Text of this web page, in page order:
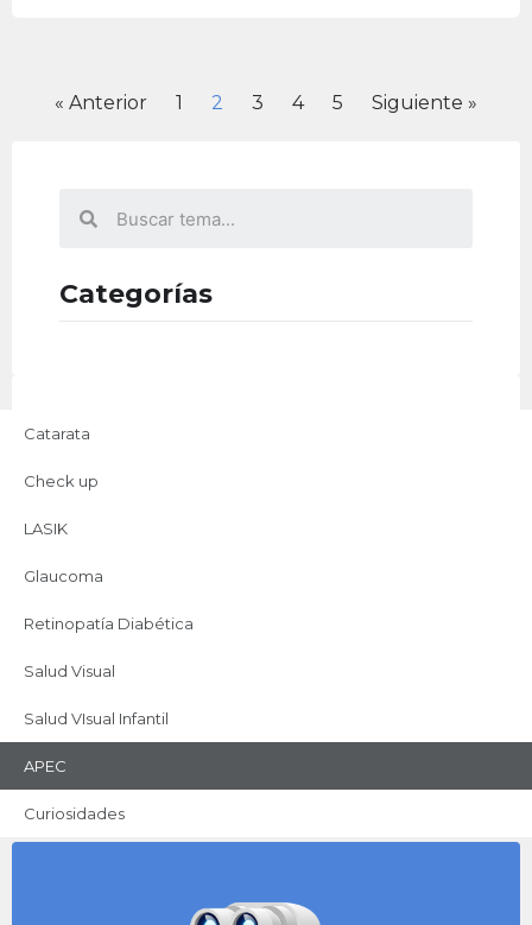
« Anterior 1 2 3 4 5 Siguiente »
Categorías
Catarata
Check up
LASIK
Glaucoma
Retinopatía Diabética
Salud Visual
Salud VIsual Infantil
APEC
Curiosidades
Lo más leído